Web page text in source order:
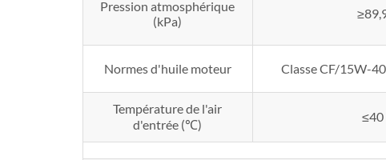
Pression atmosphérique
(kPa)
Normes d'huile moteur Classe CF/15W-
Température de l'air
d'entrée (℃)
≤40